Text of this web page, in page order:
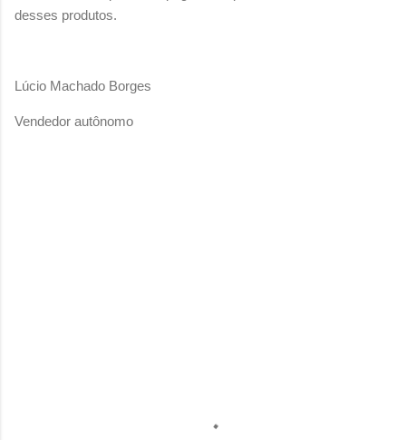
desses produtos.
Lúcio Machado Borges
Vendedor autônomo